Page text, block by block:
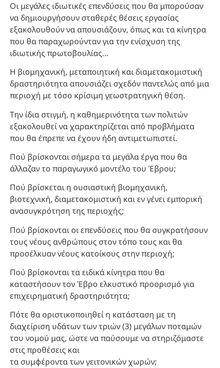
Οι μεγάλες ιδιωτικές επενδύσεις που θα μπορούσαν
να δημιουργήσουν σταθερές θέσεις εργασίας
εξακολουθούν να απουσιάζουν, όπως και τα κίνητρα
που θα παραχωρούνταν για την ενίσχυση της
ιδιωτικής πρωτοβουλίας…
Η βιομηχανική, μεταποιητική και διαμετακομιστική
δραστηριότητα απουσιάζει σχεδόν παντελώς από μια
περιοχή με τόσο κρίσιμη γεωστρατηγική θέση.
Την ίδια στιγμή, η καθημερινότητα των πολιτών
εξακολουθεί να χαρακτηρίζεται από προβλήματα
που θα έπρεπε να έχουν ήδη αντιμετωπιστεί.
Πού βρίσκονται σήμερα τα μεγάλα έργα που θα
άλλαζαν το παραγωγικό μοντέλο του Έβρου;
Πού βρίσκεται η ουσιαστική βιομηχανική,
βιοτεχνική, διαμετακομιστική και εν γένει εμπορική
ανασυγκρότηση της περιοχής;
Πού βρίσκονται οι επενδύσεις που θα συγκρατήσουν
τους νέους ανθρώπους στον τόπο τους και θα
προσέλκυαν νέους κατοίκους στην περιοχή;
Πού βρίσκονται τα ειδικά κίνητρα που θα
καταστήσουν τον Έβρο ελκυστικό προορισμό για
επιχειρηματική δραστηριότητα;
Πότε θα οριστικοποιηθεί η κατάσταση με τη
διαχείριση υδάτων των τριών (3) μεγάλων ποταμών
του νομού μας, ώστε να παύσουμε να στηριζόμαστε
στις προθέσεις και
τα συμφέροντα των γειτονικών χωρών;